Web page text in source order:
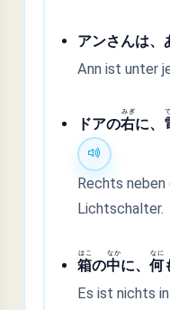
アンさんは、
Ann ist unter
ドアの右
みぎ
に、
Rechts
Lichtschalter.
箱
はこ
の中
なか
に、何
なに
Es ist nichts